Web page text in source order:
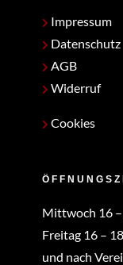
Impressum
Datenschutz
AGB
Widerruf
Cookies
Mittwoch 16
Freitag 16 –
und nach